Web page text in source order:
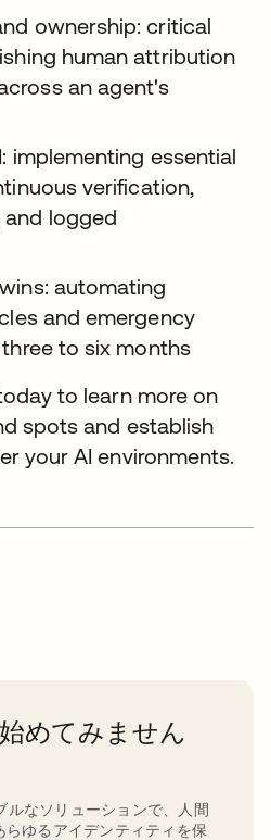
ownership: critical
human attribution
an agent's
implementing essential
verification,
and logged
automating
and emergency
to six months
to learn more on
spots and establish
your AI environments.
めてみません
ルなソリューションで、人間
ゆるアイデンティティを保